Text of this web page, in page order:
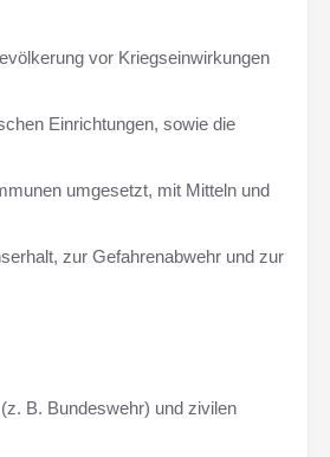
vor Kriegseinwirkungen
Einrichtungen, sowie die
umgesetzt, mit Mitteln und
zur Gefahrenabwehr und zur
B. Bundeswehr) und zivilen